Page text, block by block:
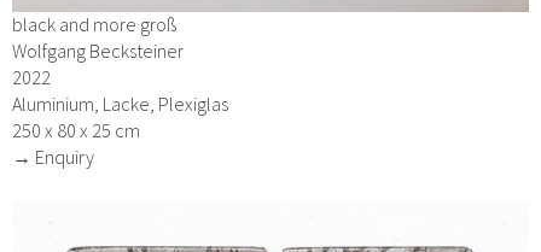
black and more groß
Wolfgang Becksteiner
2022
Aluminium, Lacke, Plexiglas
250 x 80 x 25 cm
→ Enquiry